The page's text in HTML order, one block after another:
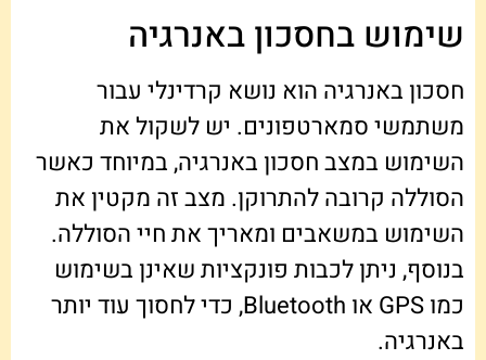
שימוש בחסכון באנרגיה
חסכון באנרגיה הוא נושא קרדינלי עבור
משתמשי סמארטפונים. יש לשקול את
השימוש במצב חסכון באנרגיה, במיוחד כאשר
הסוללה קרובה להתרוקן. מצב זה מקטין את
השימוש במשאבים ומאריך את חיי הסוללה.
בנוסף, ניתן לכבות פונקציות שאינן בשימוש
כמו GPS או Bluetooth, כדי לחסוך עוד יותר
באנרגיה.